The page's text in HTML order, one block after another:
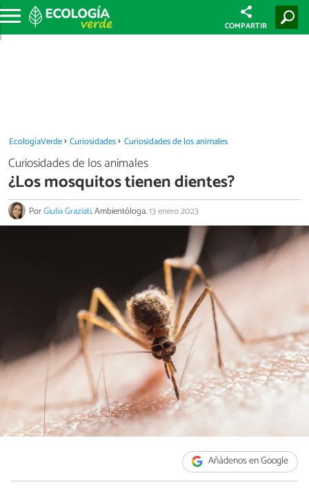
COMPARTIR
EcologíaVerde Curiosidades Curiosidades de los animales
Curiosidades de los animales
¿Los mosquitos tienen dientes?
PorGiulia Graziati, Ambientóloga.13 enero 2023
Añádenos en Google